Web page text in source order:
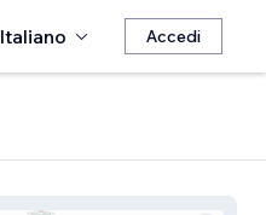
Italiano Accedi